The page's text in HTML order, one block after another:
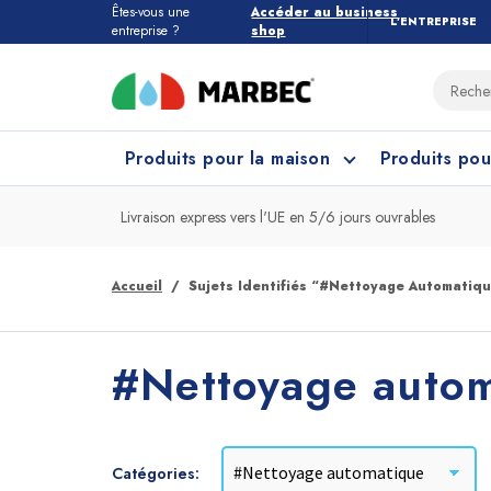
Êtes-vous une
entreprise ?
Accéder au business
shop
L’ENTREPRISE
Produits pour la maison
Tous les produits pour la maison
Nettoyage Cuisine
Produits
Quel étage devez-vous nettoyer ?
Marbres et Pierres
Livraison express vers l'UE en 5/6 jours ouvrables
Accueil Sujets Identifiés “#Nettoyage
#Nettoyage
Catégories: